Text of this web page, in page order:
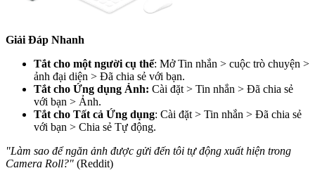
Giải Đáp Nhanh
Tắt cho một người cụ thể: Mở Tin nhắn > cuộc trò chuyện >
ảnh đại diện > Đã chia sẻ với bạn.
Tắt cho Ứng dụng Ảnh: Cài đặt > Tin nhắn > Đã chia sẻ
với bạn > Ảnh.
Tắt cho Tất cả Ứng dụng: Cài đặt > Tin nhắn > Đã chia sẻ
với bạn > Chia sẻ Tự động.
"Làm sao để ngăn ảnh được gửi đến tôi tự động xuất hiện trong
Camera Roll?" (Reddit)